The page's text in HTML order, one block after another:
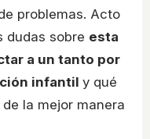
problemas. Acto
dudas sobre esta
a un tanto por
infantil y qué
la mejor manera